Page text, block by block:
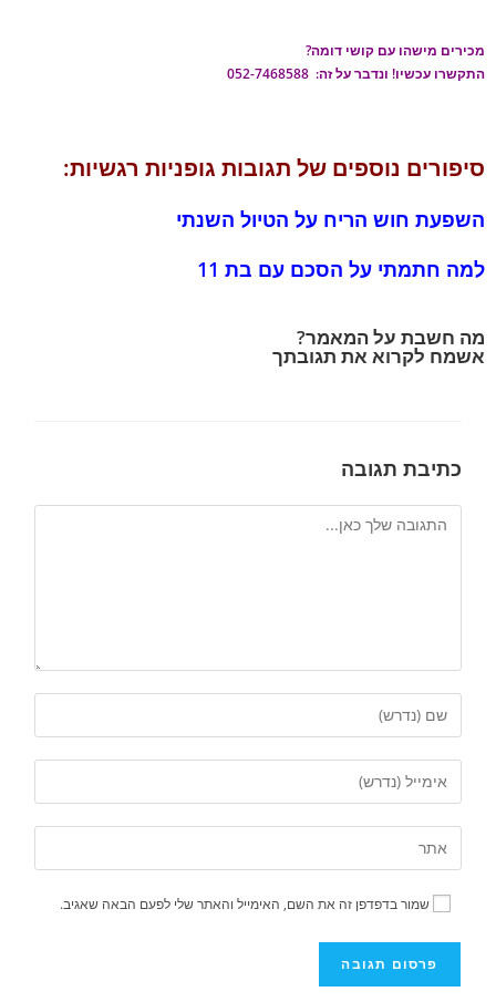
מכירים מישהו עם קושי דומה?
התקשרו עכשיו! ונדבר על זה: 052-7468588
סיפורים נוספים של תגובות גופניות רגשיות:
השפעת חוש הריח על הטיול השנתי
למה חתמתי על הסכם עם בת 11
מה חשבת על המאמר?
אשמח לקרוא את תגובתך
כתיבת תגובה
שמור בדפדפן זה את השם, האימייל והאתר שלי לפעם הבאה שאגיב.